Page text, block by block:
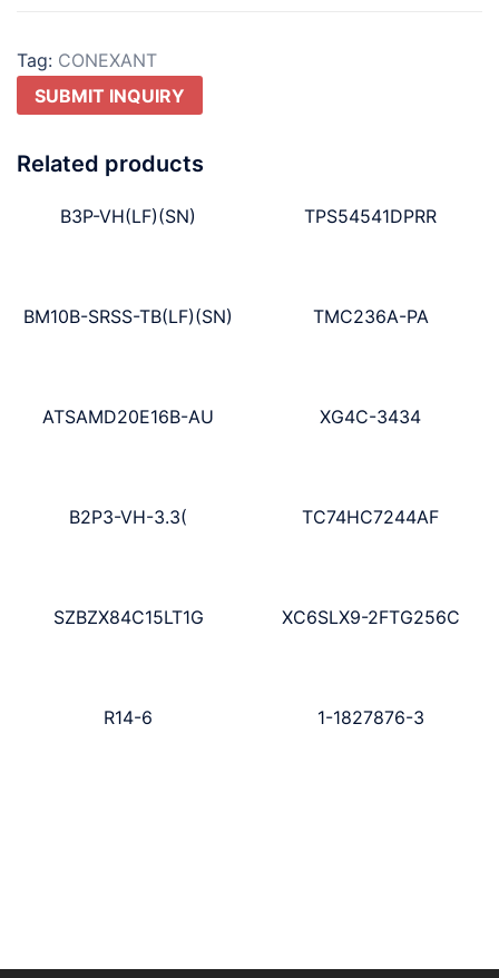
Tag: CONEXANT
SUBMIT INQUIRY
Related products
B3P-VH(LF)(SN) TPS54541DPRR
BM10B-SRSS-TB(LF)(SN) TMC236A-PA
ATSAMD20E16B-AU XG4C-3434
B2P3-VH-3.3( TC74HC7244AF
SZBZX84C15LT1G XC6SLX9-2FTG256C
R14-6 1-1827876-3